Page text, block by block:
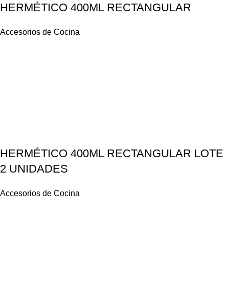
HERMÉTICO 400ML RECTANGULAR
Accesorios de Cocina
HERMÉTICO 400ML RECTANGULAR LOTE
2 UNIDADES
Accesorios de Cocina